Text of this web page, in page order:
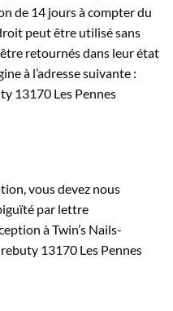
de 14 jours à compter du
peut être utilisé sans
retournés dans leur état
à l’adresse suivante :
13170 Les Pennes
vous devez nous
par lettre
à Twin’s Nails-
13170 Les Pennes